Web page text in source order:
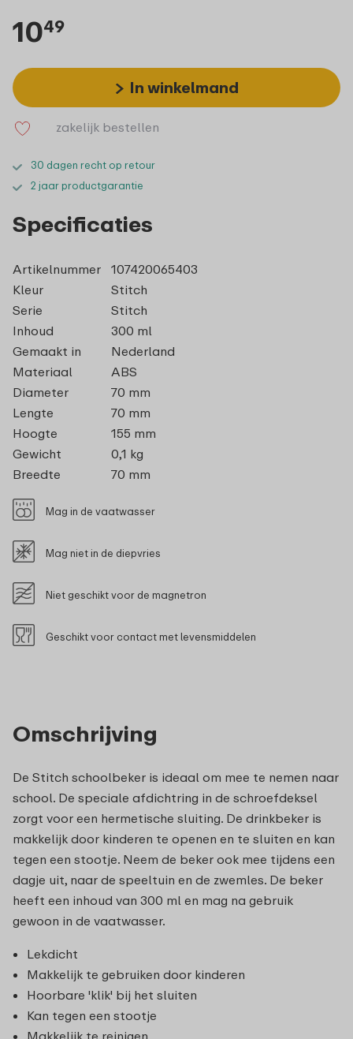
1049
In winkelmand
zakelijk bestellen
30 dagen recht op retour
2 jaar productgarantie
Omschrijving
De Stitch schoolbeker is ideaal om mee te nemen naar
school. De speciale afdichtring in de schroefdeksel
zorgt voor een hermetische sluiting. De drinkbeker is
makkelijk door kinderen te openen en te sluiten en kan
tegen een stootje. Neem de beker ook mee tijdens een
dagje uit, naar de speeltuin en de zwemles. De beker
heeft een inhoud van 300 ml en mag na gebruik
gewoon in de vaatwasser.
Lekdicht
Makkelijk te gebruiken door kinderen
Hoorbare 'klik' bij het sluiten
Kan tegen een stootje
Makkelijk te reinigen
Specificaties
Artikelnummer
107420065403
Kleur
Stitch
Serie
Stitch
Inhoud
300 ml
Gemaakt in
Nederland
Materiaal
ABS
Diameter
70 mm
Lengte
70 mm
Hoogte
155 mm
Gewicht
0,1 kg
Breedte
70 mm
Mag in de vaatwasser
Mag niet in de diepvries
Niet geschikt voor de magnetron
Geschikt voor contact met levensmiddelen